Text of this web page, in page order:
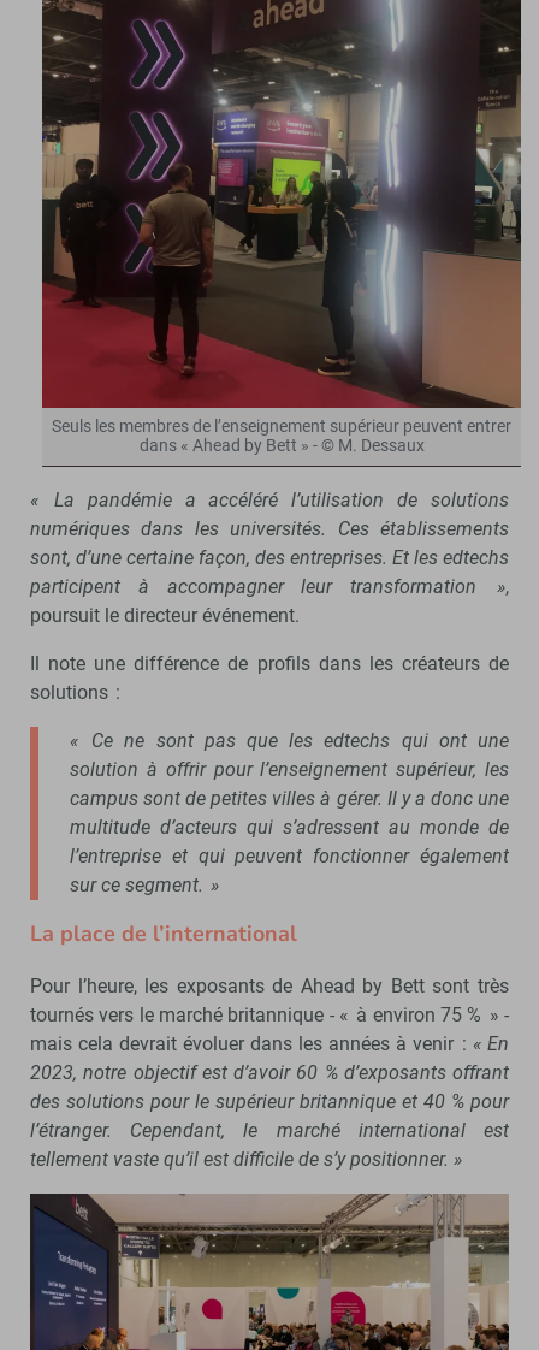
Seuls les membres de l’enseignement supérieur peuvent entrer
dans « Ahead by Bett » - © M. Dessaux
« La pandémie a accéléré l’utilisation de solutions
numériques dans les universités. Ces établissements
sont, d’une certaine façon, des entreprises. Et les edtechs
participent à accompagner leur transformation »,
poursuit le directeur événement.
Il note une différence de profils dans les créateurs de
solutions :
« Ce ne sont pas que les edtechs qui ont une
solution à offrir pour l’enseignement supérieur, les
campus sont de petites villes à gérer. Il y a donc une
multitude d’acteurs qui s’adressent au monde de
l’entreprise et qui peuvent fonctionner également
sur ce segment. »
La place de l’international
Pour l’heure, les exposants de Ahead by Bett sont très
tournés vers le marché britannique - « à environ 75 % » -
mais cela devrait évoluer dans les années à venir : « En
2023, notre objectif est d’avoir 60 % d’exposants offrant
des solutions pour le supérieur britannique et 40 % pour
l’étranger. Cependant, le marché international est
tellement vaste qu’il est difficile de s’y positionner. »